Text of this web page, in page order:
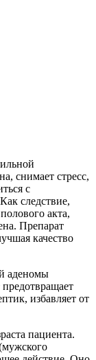
снимает стресс,
с
следствие,
акта,
Препарат
качество
аденомы
избавляет от
пациента.